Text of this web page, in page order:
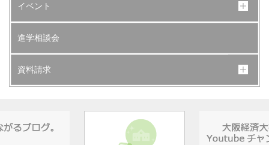
イベント
進学相談会
資料請求